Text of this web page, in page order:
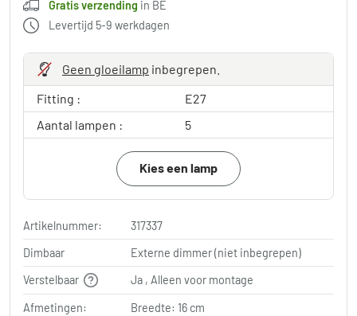
Gratis verzending in BE
Levertijd 5-9 werkdagen
Geen gloeilamp inbegrepen.
Fitting :
E27
Aantal lampen :
5
Kies een lamp
Artikelnummer:
317337
Dimbaar
Externe dimmer (niet inbegrepen)
Verstelbaar
Ja , Alleen voor montage
Afmetingen:
Breedte: 16 cm